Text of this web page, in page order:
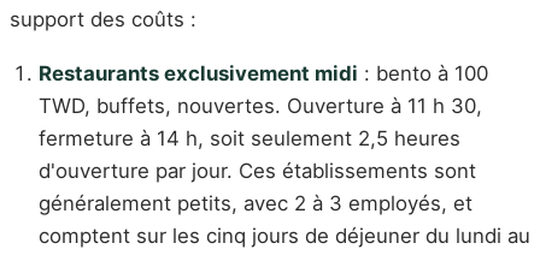
support des coûts :
Restaurants exclusivement midi : bento à 100
TWD, buffets, nouvertes. Ouverture à 11 h 30,
fermeture à 14 h, soit seulement 2,5 heures
d'ouverture par jour. Ces établissements sont
généralement petits, avec 2 à 3 employés, et
comptent sur les cinq jours de déjeuner du lundi au